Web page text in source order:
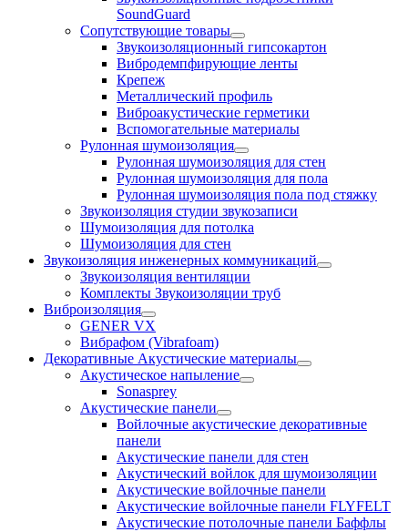
SoundGuard
Сопутствующие товары
Звукоизоляционный гипсокартон
Вибродемпфирующие ленты
Крепеж
Металлический профиль
Виброакустические герметики
Вспомогательные материалы
Рулонная шумоизоляция
Рулонная шумоизоляция для стен
Рулонная шумоизоляция для пола
Рулонная шумоизоляция пола под стяжку
Звукоизоляция студии звукозаписи
Шумоизоляция для потолка
Шумоизоляция для стен
Звукоизоляция инженерных коммуникаций
Звукоизоляция вентиляции
Комплекты Звукоизоляции труб
Виброизоляция
GENER VX
Вибрафом (Vibrafoam)
Декоративные Акустические материалы
Акустическое напыление
Sonasprey
Акустические панели
Войлочные акустические декоративные
панели
Акустические панели для стен
Акустический войлок для шумоизоляции
Акустические войлочные панели
Акустические войлочные панели FLYFELT
Акустические потолочные панели Баффлы